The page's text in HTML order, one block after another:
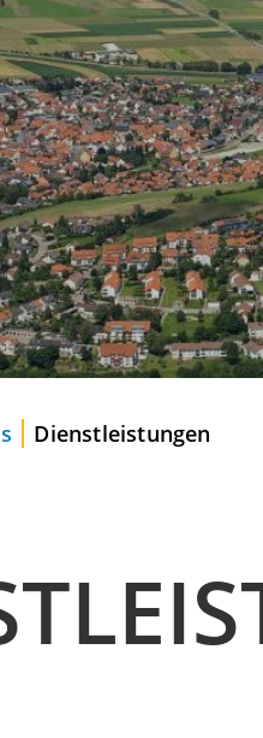
Dienstleistungen